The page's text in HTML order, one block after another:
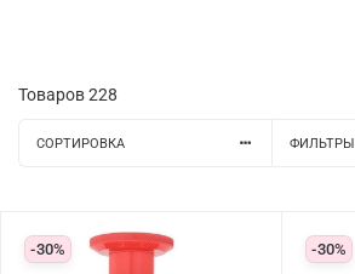
Товаров228
СОРТИРОВКА ФИЛЬТРЫ
-30% -30%